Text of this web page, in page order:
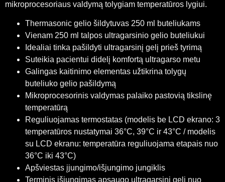
mikroprocesoriaus valdymą tolygiam temperatūros lygiui.
Thermasonic gelio šildytuvas 250 ml buteliukams
Vienam 250 ml talpos ultragarsinio gelio buteliukui
Idealiai tinka pašildyti ultragarsinį gelį prieš tyrimą
Suteikia pacientui didelį komfortą ultragarso metu
Galingas kaitinimo elementas užtikrina tolygų
buteliuko gelio pašildymą
Mikroprocesorinis valdymas palaiko pastovią tikslinę
temperatūrą
Reguliuojamas termostatas (modelis be LCD ekrano: 3
temperatūros nustatymai 36°C, 39°C ir 43°C / modelis
su LCD ekranu: temperatūra reguliuojama etapais nuo
36°C iki 43°C)
Apšviestas įjungimo/išjungimo jungiklis
Terminis išjungimas apsaugo ultragarsinį gelį nuo